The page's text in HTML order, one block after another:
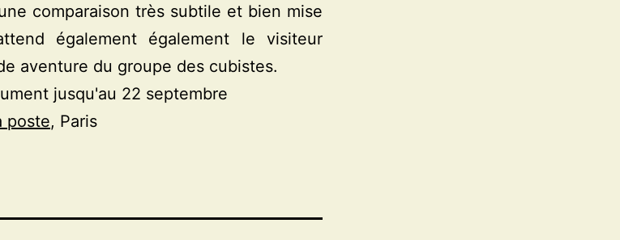
comparaison très subtile et bien mise
également également le visiteur
aventure du groupe des cubistes.
jusqu'au 22 septembre
poste, Paris